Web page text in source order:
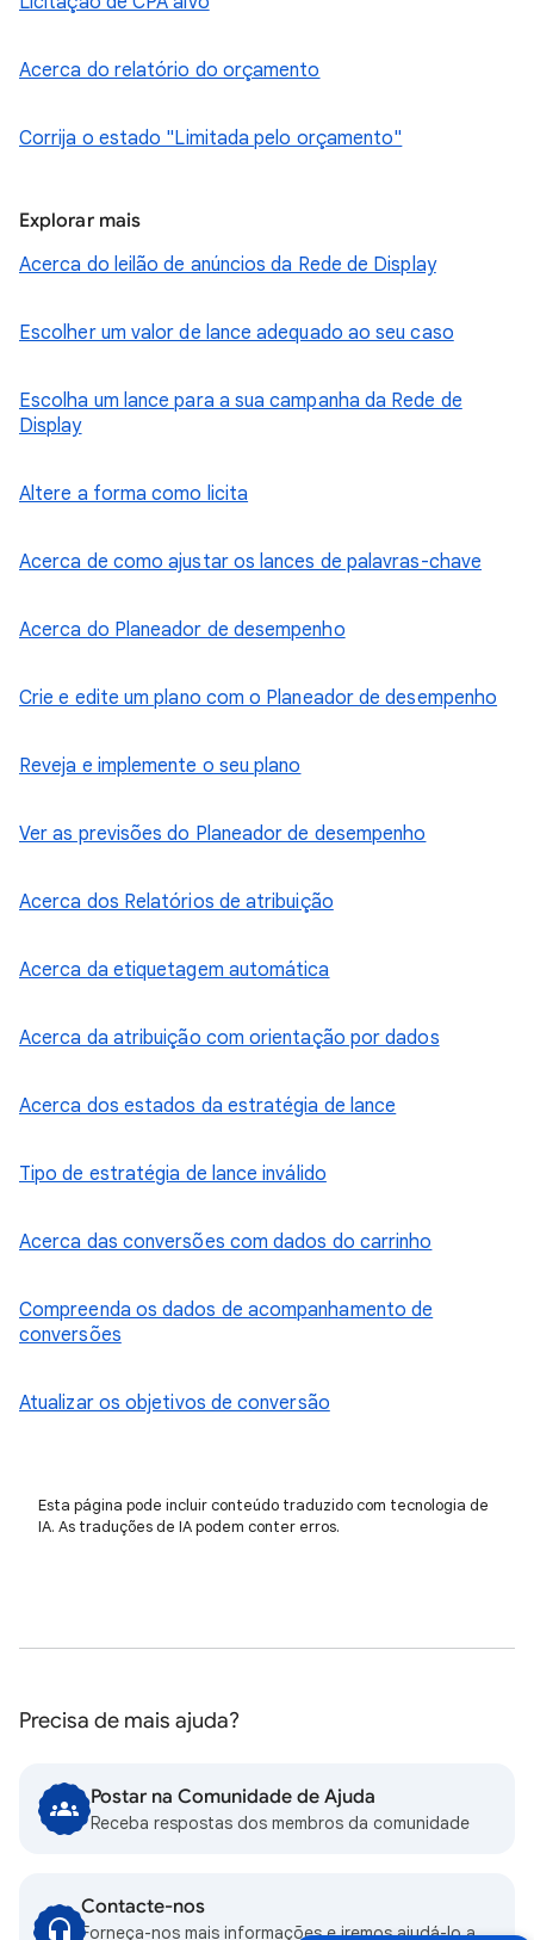
Acerca do relatório do orçamento
Corrija o estado "Limitada pelo orçamento"
Explorar mais
Acerca do leilão de anúncios da Rede de Display
Escolher um valor de lance adequado ao seu caso
Escolha um lance para a sua campanha da Rede de
Display
Altere a forma como licita
Acerca de como ajustar os lances de palavras-chave
Acerca do Planeador de desempenho
Crie e edite um plano com o Planeador de desempenho
Reveja e implemente o seu plano
Ver as previsões do Planeador de desempenho
Acerca dos Relatórios de atribuição
Acerca da etiquetagem automática
Acerca da atribuição com orientação por dados
Acerca dos estados da estratégia de lance
Tipo de estratégia de lance inválido
Acerca das conversões com dados do carrinho
Compreenda os dados de acompanhamento de
conversões
Atualizar os objetivos de conversão
Esta página pode incluir conteúdo traduzido com tecnologia de
IA. As traduções de IA podem conter erros.
Precisa de mais ajuda?
Postar na Comunidade de Ajuda
Receba respostas dos membros da comunidade
Contacte-nos
Forneça-nos mais informações e iremos ajudá-lo a